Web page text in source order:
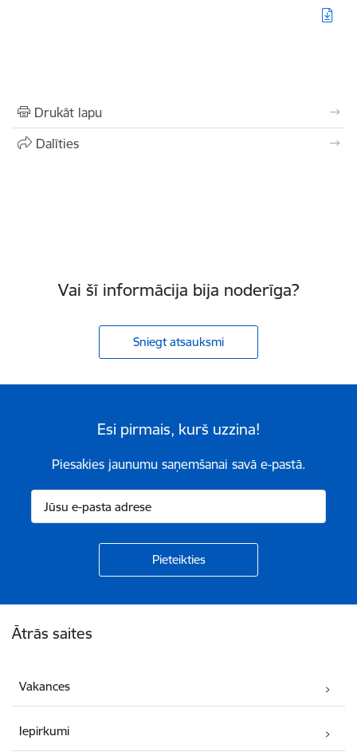
Drukāt lapu
Dalīties
Vai šī informācija bija noderīga?
Sniegt atsauksmi
Esi pirmais, kurš uzzina!
Piesakies jaunumu saņemšanai savā e-pastā.
Ātrās saites
Vakances
Iepirkumi